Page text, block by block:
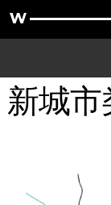
新城市